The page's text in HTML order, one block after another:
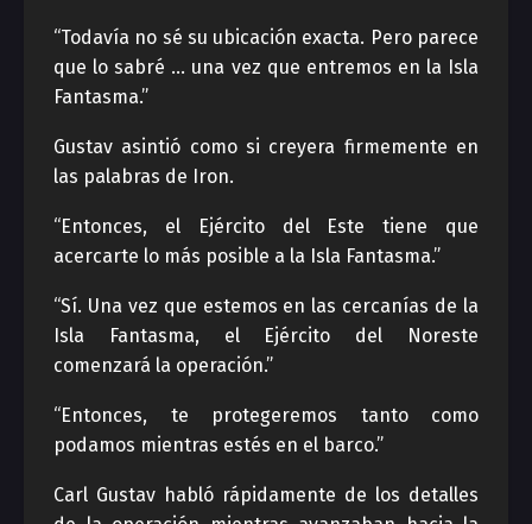
“Todavía no sé su ubicación exacta. Pero parece
que lo sabré … una vez que entremos en la Isla
Fantasma.”
Gustav asintió como si creyera firmemente en
las palabras de Iron.
“Entonces, el Ejército del Este tiene que
acercarte lo más posible a la Isla Fantasma.”
“Sí. Una vez que estemos en las cercanías de la
Isla Fantasma, el Ejército del Noreste
comenzará la operación.”
“Entonces, te protegeremos tanto como
podamos mientras estés en el barco.”
Carl Gustav habló rápidamente de los detalles